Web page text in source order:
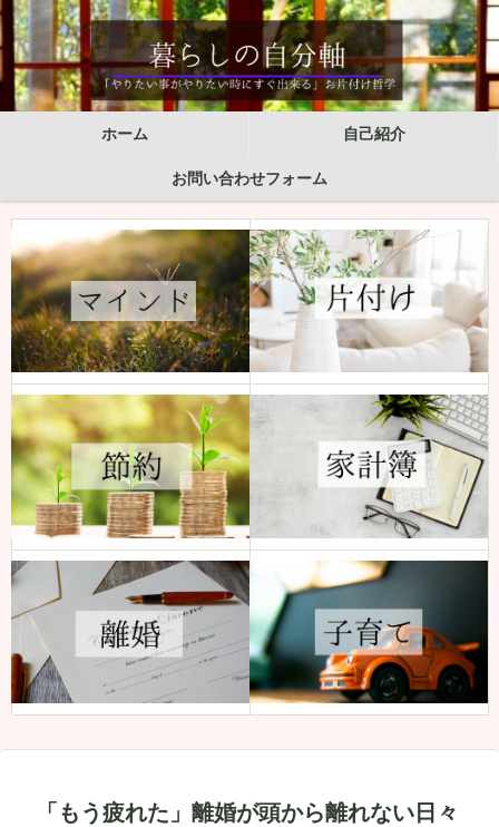
ホーム 自己紹介
お問い合わせフォーム
「もう疲れた」離婚が頭から離れない日々